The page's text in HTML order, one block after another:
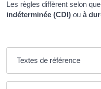
Les règles diffèrent selon
indéterminée (CDI) ouà
Textes de référence